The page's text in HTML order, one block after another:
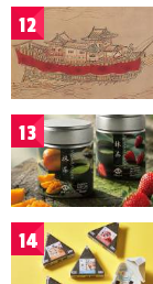
12
13
14